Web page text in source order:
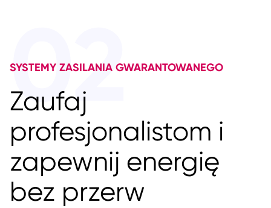
02
SYSTEMY ZASILANIA GWARANTOWANEGO
Zaufaj
profesjonalistom i
zapewnij energię
bez przerw